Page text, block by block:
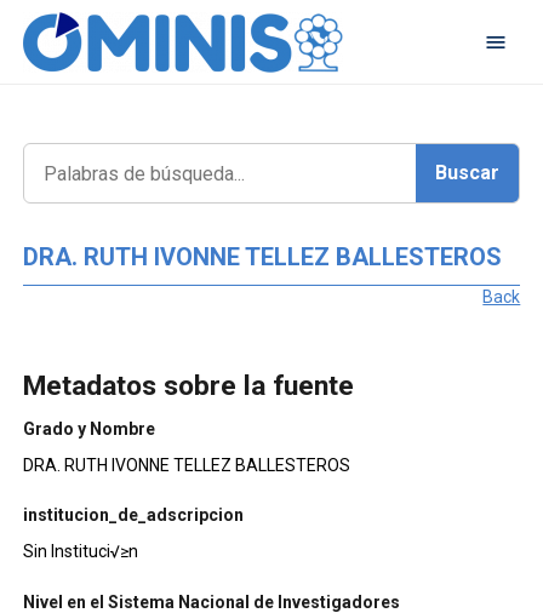
DRA. RUTH IVONNE TELLEZ BALLESTEROS
Back
Metadatos sobre la fuente
Grado y Nombre
DRA. RUTH IVONNE TELLEZ BALLESTEROS
institucion_de_adscripcion
Sin Instituci√≥n
Nivel en el Sistema Nacional de Investigadores